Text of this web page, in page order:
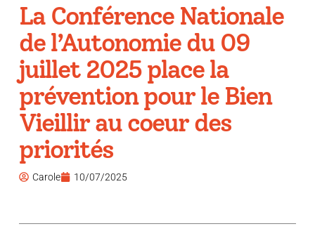
La Conférence Nationale
de l’Autonomie du 09
juillet 2025 place la
prévention pour le Bien
Vieillir au coeur des
priorités
Carole 10/07/2025